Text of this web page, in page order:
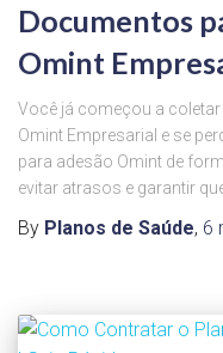
Documentos
Omint
Você já começou a
Omint Empresarial e se
para adesão Omint de
evitar atrasos e garantir
By Planos de Saúde, 6